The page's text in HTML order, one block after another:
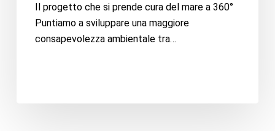
Il progetto che si prende cura del mare a 360°
Puntiamo a sviluppare una maggiore
consapevolezza ambientale tra…